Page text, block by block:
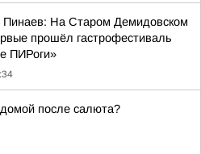
Пинаев: На Старом Демидовском
прошёл гастрофестиваль
ПИРоги»
домой после салюта?